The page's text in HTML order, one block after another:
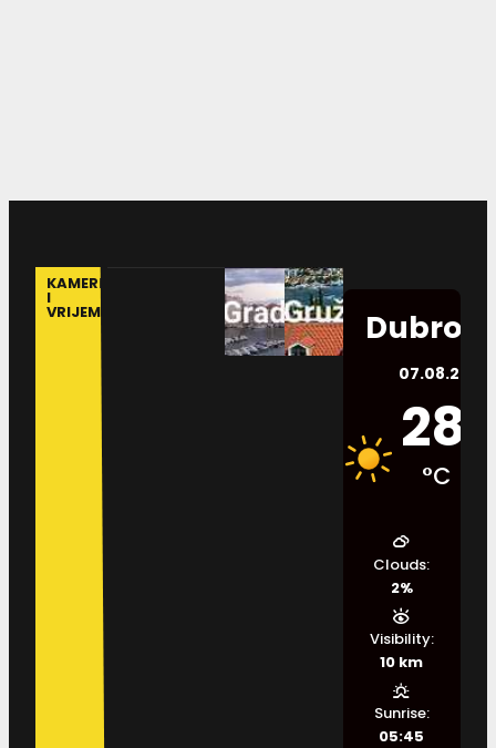
KAMERE
I
VRIJEME
07.08.2026.
28
°C
Clouds:
2%
Visibility:
10 km
Sunrise:
05:45